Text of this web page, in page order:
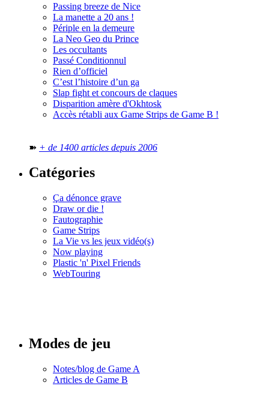
Passing breeze de Nice
La manette a 20 ans !
Périple en la demeure
La Neo Geo du Prince
Les occultants
Passé Conditionnul
Rien d’officiel
C’est l’histoire d’un ga
Slap fight et concours de claques
Disparition amère d'Okhtosk
Accès rétabli aux Game Strips de Game B !
➽ + de 1400 articles depuis 2006
Catégories
Ça dénonce grave
Draw or die !
Fautographie
Game Strips
La Vie vs les jeux vidéo(s)
Now playing
Plastic 'n' Pixel Friends
WebTouring
Modes de jeu
Notes/blog de Game A
Articles de Game B